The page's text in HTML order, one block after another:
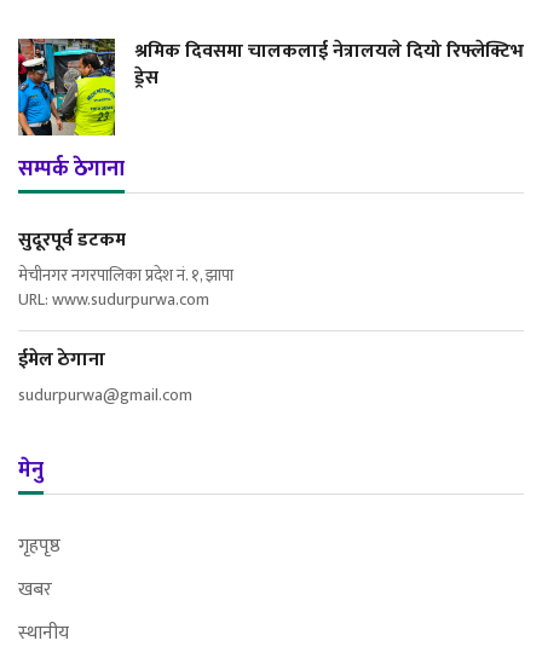
श्रमिक दिवसमा चालकलाई नेत्रालयले दियो रिफ्लेक्टिभ
ड्रेस
सम्पर्क ठेगाना
सुदूरपूर्व डटकम
मेचीनगर नगरपालिका प्रदेश नं. १, झापा
URL: www.sudurpurwa.com
ईमेल ठेगाना
sudurpurwa@gmail.com
मेनु
गृहपृष्ठ
खबर
स्थानीय